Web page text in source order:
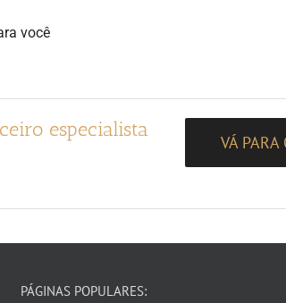
você
especialista
VÁ PARA
PÁGINAS POPULARES: